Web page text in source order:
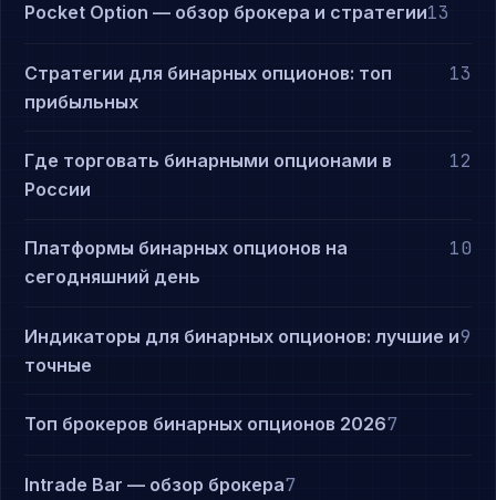
Pocket Option — обзор брокера и стратегии13
Стратегии для бинарных опционов: топ
прибыльных
13
Где торговать бинарными опционами в
России
12
Платформы бинарных опционов на
сегодняшний день
10
Индикаторы для бинарных опционов: лучшие и
точные
9
Топ брокеров бинарных опционов 20267
Intrade Bar — обзор брокера7